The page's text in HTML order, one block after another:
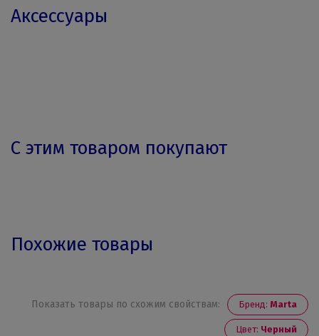
Аксессуары
С этим товаром покупают
Похожие товары
Показать товары по схожим свойствам: Бренд: Marta
Цвет: Черный